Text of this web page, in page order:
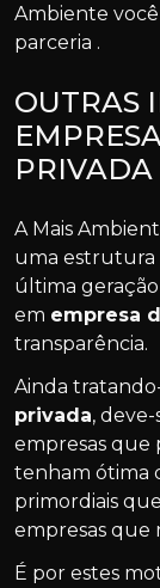
Ambiente
parceria .
OUTRAS
PRIVADA
A Mais
uma estrutura
última
em empresa
transparência.
Ainda
privada,
empresas que
tenham ótima
primordiais
empresas que
É por estes